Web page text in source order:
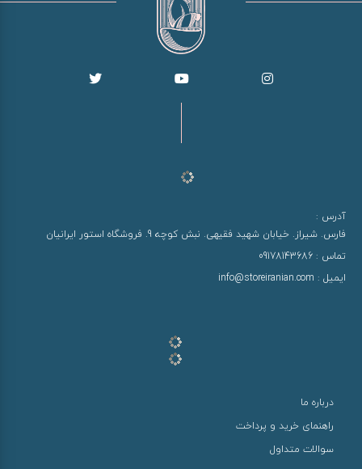
آدرس :
فارس. شیراز. خیابان شهید فقیهی. نبش کوچه 9. فروشگاه استور ایرانیان
تماس : 09178143686
ایمیل : info@storeiranian.com
درباره ما
راهنمای خرید و پرداخت
سوالات متداول